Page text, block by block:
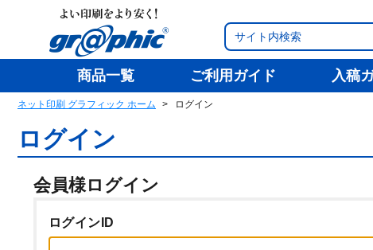
商品一覧 ご利用ガイド 入稿
ネット印刷 グラフィック ホーム ログイン
ログイン
会員様ログイン
ログインID